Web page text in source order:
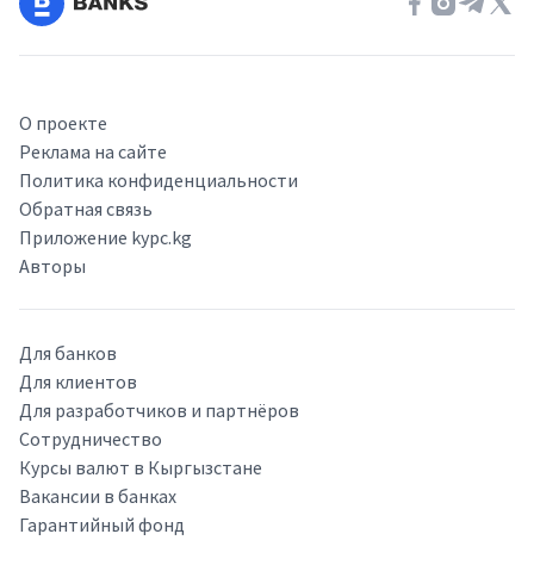
О проекте
Реклама на сайте
Политика конфиденциальности
Обратная связь
Приложение kypc.kg
Авторы
Для банков
Для клиентов
Для разработчиков и партнёров
Сотрудничество
Курсы валют в Кыргызстане
Вакансии в банках
Гарантийный фонд